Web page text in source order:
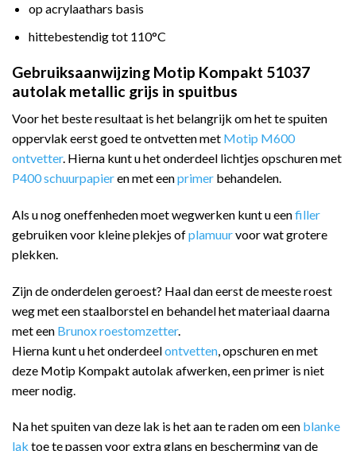
op acrylaathars basis
hittebestendig tot 110°C
Gebruiksaanwijzing Motip Kompakt 51037
autolak metallic grijs in spuitbus
Voor het beste resultaat is het belangrijk om het te spuiten
oppervlak eerst goed te ontvetten met Motip M600
ontvetter. Hierna kunt u het onderdeel lichtjes opschuren met
P400 schuurpapieren met eenprimer behandelen.
Als u nog oneffenheden moet wegwerken kunt u eenfiller
gebruiken voor kleine plekjes ofplamuurvoor wat grotere
plekken.
Zijn de onderdelen geroest? Haal dan eerst de meeste roest
weg met een staalborstel en behandel het materiaal daarna
met een Brunox roestomzetter.
Hierna kunt u het onderdeelontvetten , opschuren en met
deze Motip Kompakt autolak afwerken, een primer is niet
meer nodig.
Na het spuiten van deze lak is het aan te raden om een blanke
lak toe te passen voor extra glans en bescherming van de